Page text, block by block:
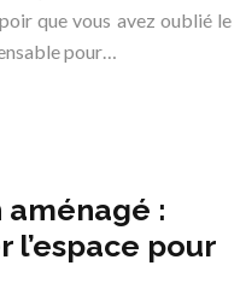
que vous avez oublié le
pour…
aménagé :
pour